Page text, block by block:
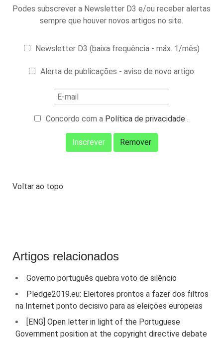
Podes subscrever a Newsletter D3 e/ou receber alertas
sempre que houver novos artigos no site.
Newsletter D3 (baixa frequência - máx. 1/mês)
Alerta de publicações - aviso de novo artigo
Concordo com a Política de privacidade
Voltar ao topo
Artigos relacionados
Governo português quebra voto de silêncio
Pledge2019.eu: Eleitores prontos a fazer dos filtros
na Internet ponto decisivo para as eleições europeias
[ENG] Open letter in light of the Portuguese
Government position at the copyright directive debate